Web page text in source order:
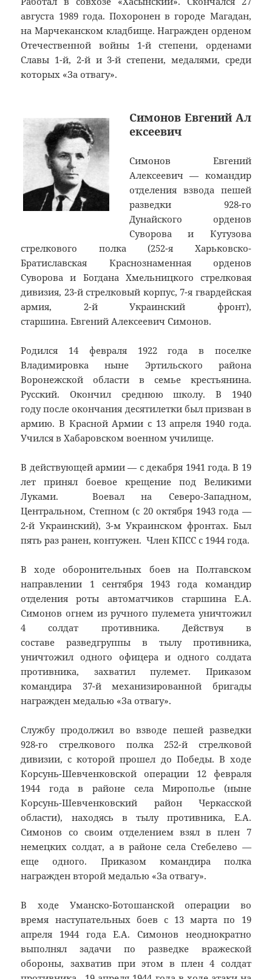
августа 1989 года. Похоронен в городе Магадан,
на Марчеканском кладбище. Награжден орденом
Отечественной войны 1-й степени, орденами
Славы 1-й, 2-й и 3-й степени, медалями, среди
которых «За отвагу».
Симонов Евгений Ал
ексеевич
Симонов Евгений
Алексеевич — командир
отделения взвода пешей
разведки 928-го
Дунайского орденов
Суворова и Кутузова
стрелкового полка (252-я Харьковско-
Братиславская Краснознаменная орденов
Суворова и Богдана Хмельницкого стрелковая
дивизия, 23-й стрелковый корпус, 7-я гвардейская
армия, 2-й Украинский фронт),
старшина. Евгений Алексеевич Симонов.
Родился 14 февраля 1922 года в поселке
Владимировка ныне Эртильского района
Воронежской области в семье крестьянина.
Русский. Окончил среднюю школу. В 1940
году после окончания десятилетки был призван в
армию. В Красной Армии с 13 апреля 1940 года.
Учился в Хабаровском военном училище.
В действующей армии — с декабря 1941 года. В 19
лет принял боевое крещение под Великими
Луками. Воевал на Северо-Западном,
Центральном, Степном (с 20 октября 1943 года —
2-й Украинский), 3-м Украинском фронтах. Был
пять раз ранен, контужен. Член КПСС с 1944 года.
В ходе оборонительных боев на Полтавском
направлении 1 сентября 1943 года командир
отделения роты автоматчиков старшина Е.А.
Симонов огнем из ручного пулемета уничтожил
4 солдат противника. Действуя в
составе разведгруппы в тылу противника,
уничтожил одного офицера и одного солдата
противника, захватил пулемет. Приказом
командира 37-й механизированной бригады
награжден медалью «За отвагу».
Службу продолжил во взводе пешей разведки
928-го стрелкового полка 252-й стрелковой
дивизии, с которой прошел до Победы. В ходе
Корсунь-Шевченковской операции 12 февраля
1944 года в районе села Мирополье (ныне
Корсунь-Шевченковский район Черкасской
области), находясь в тылу противника, Е.А.
Симонов со своим отделением взял в плен 7
немецких солдат, а в районе села Стебелево —
еще одного. Приказом командира полка
награжден второй медалью «За отвагу».
В ходе Уманско-Ботошанской операции во
время наступательных боев с 13 марта по 19
апреля 1944 года Е.А. Симонов неоднократно
выполнял задачи по разведке вражеской
обороны, захватив при этом в плен 4 солдат